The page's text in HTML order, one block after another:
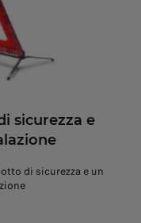
sicurezza e
di sicurezza e un